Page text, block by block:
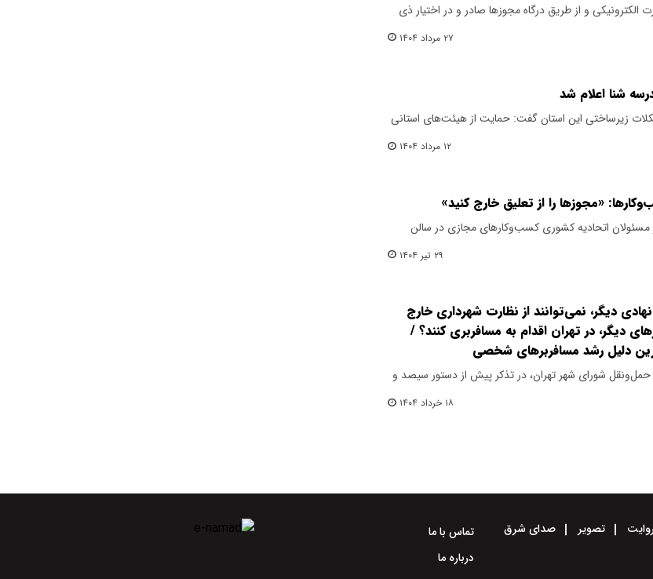
و از طریق درگاه مجوزها صادر و در اختیار ذی
۲۷ مرداد ۱۴۰۴
شنا اعلام شد
زیرساختی این استان گفت: حمایت از هیئت‌های استانی
۱۲ مرداد ۱۴۰۴
«مجوزها را از تعلیق خارج کنید»
با حضور مسئولان اتحادیه کشوری کسب‌وکارهای مجازی در سالن
۲۹ تیر ۱۴۰۴
دیگر، نمی‌توانند از نظارت شهرداری خارج
دیگر، در تهران اقدام به مسافربری کنند؟ /
دلیل رشد مسافربرهای شخصی
شورای شهر تهران، در تذکر پیش از دستور سیصد و
۱۸ خرداد ۱۴۰۴
تصویر صدای شرق
تماس با ما
درباره ما